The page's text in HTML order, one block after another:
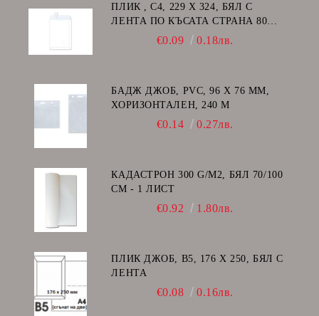
ПЛИК , C4, 229 Х 324, БЯЛ С
ЛЕНТА ПО КЪСАТА СТРАНА 80
€0.09 0.18лв.
БАДЖ ДЖОБ, PVC, 96 Х 76 ММ,
ХОРИЗОНТАЛЕН, 240 Μ
€0.14 0.27лв.
КАДАСТРОН 300 G/M2, БЯЛ 70/100
СМ - 1 ЛИСТ
€0.92 1.80лв.
ПЛИК ДЖОБ, В5, 176 Х 250, БЯЛ С
ЛЕНТА
€0.08 0.16лв.